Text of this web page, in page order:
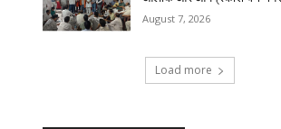
August 7, 2026
Load more